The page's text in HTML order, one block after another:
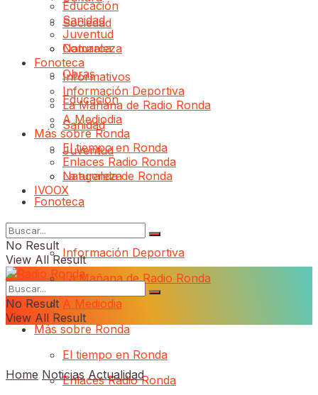
Sociedad
Comarca
Obras
Educación
Sanidad
Juventud
Naturaleza
Fonoteca
Informativos
Información Deportiva
La Mañana de Radio Ronda
A Mediodia
Más sobre Ronda
El tiempo en Ronda
Enlaces Radio Ronda
Educación
Sanidad
Juventud
Naturaleza
Fonoteca
Informativos
Información Deportiva
La Mañana de Radio Ronda
A Mediodia
Más sobre Ronda
El tiempo en Ronda
Enlaces Radio Ronda
La agenda de Ronda
IVOOX
No Result
View All Result
No Result
View All Result
Home Noticias Actualidad